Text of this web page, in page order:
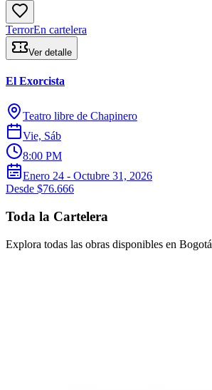
TerrorEn cartelera
Ver detalle
El Exorcista
Teatro libre de Chapinero
Vie, Sáb
8:00 PM
Enero 24 - Octubre 31, 2026
Desde $76.666
Toda la Cartelera
Explora todas las obras disponibles en Bogotá